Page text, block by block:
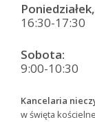
16:30-17:30
Sobota:
9:00-10:30
Kancelaria
w święta